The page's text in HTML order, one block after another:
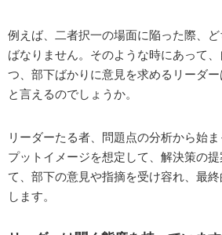
例えば、二者択一の場面に陥った際、
ばなりません。そのような時にあって
つ、部下ばかりに意見を求めるリーダ
と言えるのでしょうか。
リーダーたる者、問題点の分析から始
プットイメージを想定して、解決策の
て、部下の意見や指摘を受け容れ、最
します。